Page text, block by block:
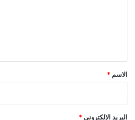
*
الاسم *
البريد الإلكتروني *